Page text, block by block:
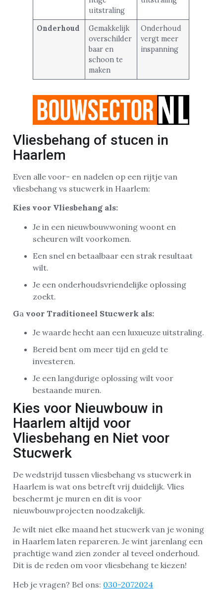
uitstraling
Onderhoud
Gemakkelijk
overschilder
baar en
schoon te
maken
Onderhoud
vergt meer
inspanning
Vliesbehang of stucen in
Haarlem
Even alle voor- en nadelen op een rijtje van
vliesbehang vs stucwerk in Haarlem:
Kies voor Vliesbehang als:
Je in een nieuwbouwwoning woont en
scheuren wilt voorkomen.
Een snel en betaalbaar een strak resultaat
wilt.
Je een onderhoudsvriendelijke oplossing
zoekt.
Ga voor Traditioneel Stucwerk als:
Je waarde hecht aan een luxueuze uitstraling.
Bereid bent om meer tijd en geld te
investeren.
Je een langdurige oplossing wilt voor
bestaande muren.
Kies voor Nieuwbouw in
Haarlem altijd voor
Vliesbehang en Niet voor
Stucwerk
De wedstrijd tussen vliesbehang vs stucwerk in
Haarlem is wat ons betreft vrij duidelijk. Vlies
beschermt je muren en dit is voor
nieuwbouwprojecten noodzakelijk.
Je wilt niet elke maand het stucwerk van je woning
in Haarlem laten repareren. Je wint jarenlang een
prachtige wand zien zonder al teveel onderhoud.
Dit is de reden om voor vliesbehang te kiezen!
Heb je vragen? Bel ons: 030-2072024